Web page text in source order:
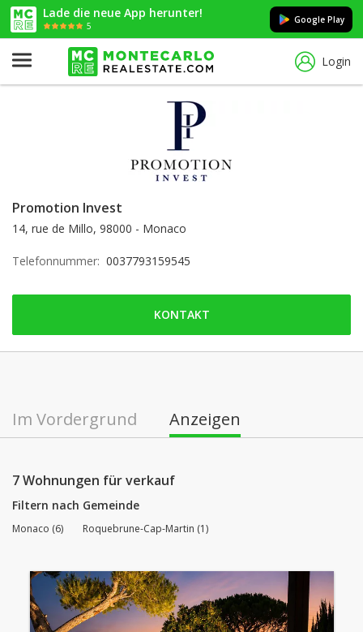
Lade die neue App herunter!
5
Google Play
Login
Promotion Invest
14, rue de Millo, 98000 - Monaco
Telefonnummer: 0037793159545
KONTAKT
Im Vordergrund Anzeigen
7 Wohnungen für verkauf
Filtern nach Gemeinde
Monaco (6) Roquebrune-Cap-Martin (1)